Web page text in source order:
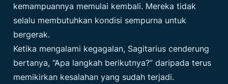
kemampuannya memulai kembali. Mereka tidak
selalu membutuhkan kondisi sempurna untuk
bergerak.
Ketika mengalami kegagalan, Sagitarius cenderung
bertanya, “Apa langkah berikutnya?” daripada terus
memikirkan kesalahan yang sudah terjadi.